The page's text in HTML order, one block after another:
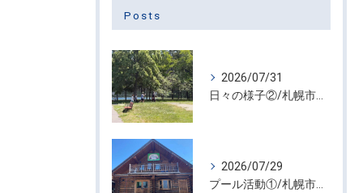
Posts
2026/07/31
2026/07/29